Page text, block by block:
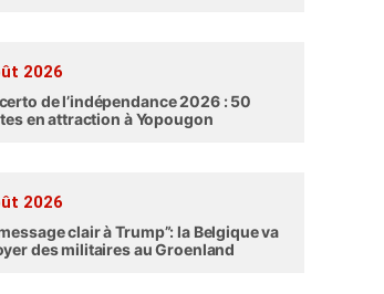
2026
de l’indépendance 2026 : 50
en attraction à Yopougon
2026
clair à Trump”: la Belgique va
des militaires au Groenland